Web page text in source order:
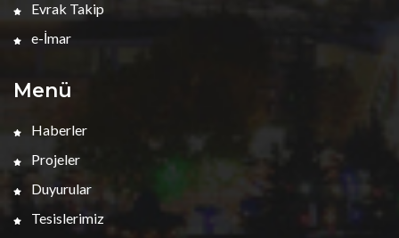
Evrak Takip
e-İmar
Menü
Haberler
Projeler
Duyurular
Tesislerimiz